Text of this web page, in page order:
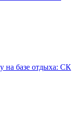
на базе отдыха: СК